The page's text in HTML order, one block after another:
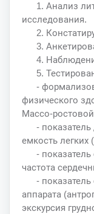
1. Анализ
исследования.
2.
3.
4.
5.
-
физического
Массо-
-
емкость
-
частота
-
аппарата
экскурсия